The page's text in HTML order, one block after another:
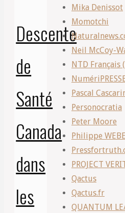
pour
monorail
est
là!
le
et
fort!”
Descente
de
Santé
Canada
dans
les
Mika Denissot
Momotchi
Neil McCoy-
NTD Français
Pascal
Personocratia
Peter Moore
Philippe
PROJECT
Qactus
Qactus.fr
QUANTUM